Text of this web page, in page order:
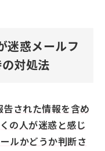
迷惑メールフ
対処法
された情報を含め
の人が迷惑と感じ
ルかどうか判断さ